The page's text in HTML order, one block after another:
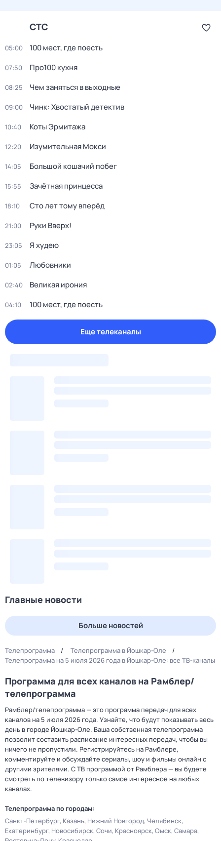
СТС
05:00 100 мест, где поесть
07:50 Про100 кухня
08:25 Чем заняться в выходные
09:00 Чинк: Хвостатый детектив
10:40 Коты Эрмитажа
12:20 Изумительная Мокси
14:05 Большой кошачий побег
15:55 Зачётная принцесса
18:10 Сто лет тому вперёд
21:00 Руки Bвеpх!
23:05 Я худею
01:05 Любовники
02:40 Великая ирония
04:10 100 мест, где поесть
Еще телеканалы
Главные новости
Больше новостей
Телепрограмма
Телепрограмма в Йошкар-Оле
Телепрограмма на 5 июля 2026 года в Йошкар-Оле: все ТВ-каналы
Программа для всех каналов на Рамблер/
телепрограмма
Рамблер/телепрограмма — это программа передач для всех
каналов на 5 июля 2026 года. Узнайте, что будут показывать весь
день в городе Йошкар-Оле. Ваша собственная телепрограмма
позволит составить расписание интересных передач, чтобы вы
ничего не пропустили. Регистрируйтесь на Рамблере,
комментируйте и обсуждайте сериалы, шоу и фильмы онлайн с
другими зрителями. С ТВ программой от Рамблера — вы будете
смотреть по телевизору только самое интересное на любых
каналах.
Телепрограмма по городам:
Санкт-Петербург Казань Нижний Новгород Челябинск
Екатеринбург Новосибирск Сочи Красноярск Омск Самара